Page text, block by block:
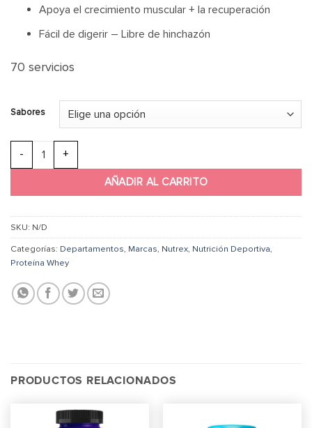
Apoya el crecimiento muscular + la recuperación
Fácil de digerir – Libre de hinchazón
70 servicios
Sabores
IsoFit Whey Protein Isolate | 70 serv cantidad
AÑADIR AL CARRITO
SKU: N/D
Categorías: Departamentos, Marcas, Nutrex, Nutrición Deportiva,
Proteína Whey
PRODUCTOS RELACIONADOS